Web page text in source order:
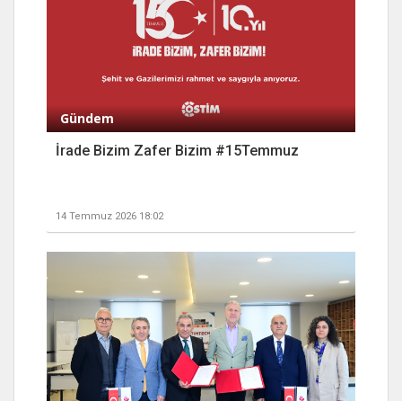
Gündem
İrade Bizim Zafer Bizim #15Temmuz
14 Temmuz 2026 18:02